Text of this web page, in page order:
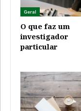
Geral
O que faz um
investigador
particular